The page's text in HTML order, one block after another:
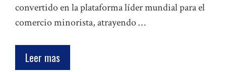
convertido en la plataforma líder mundial para el
comercio minorista, atrayendo …
Leer mas